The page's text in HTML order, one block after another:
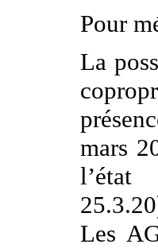
Pour
La
mars
l’état
Les